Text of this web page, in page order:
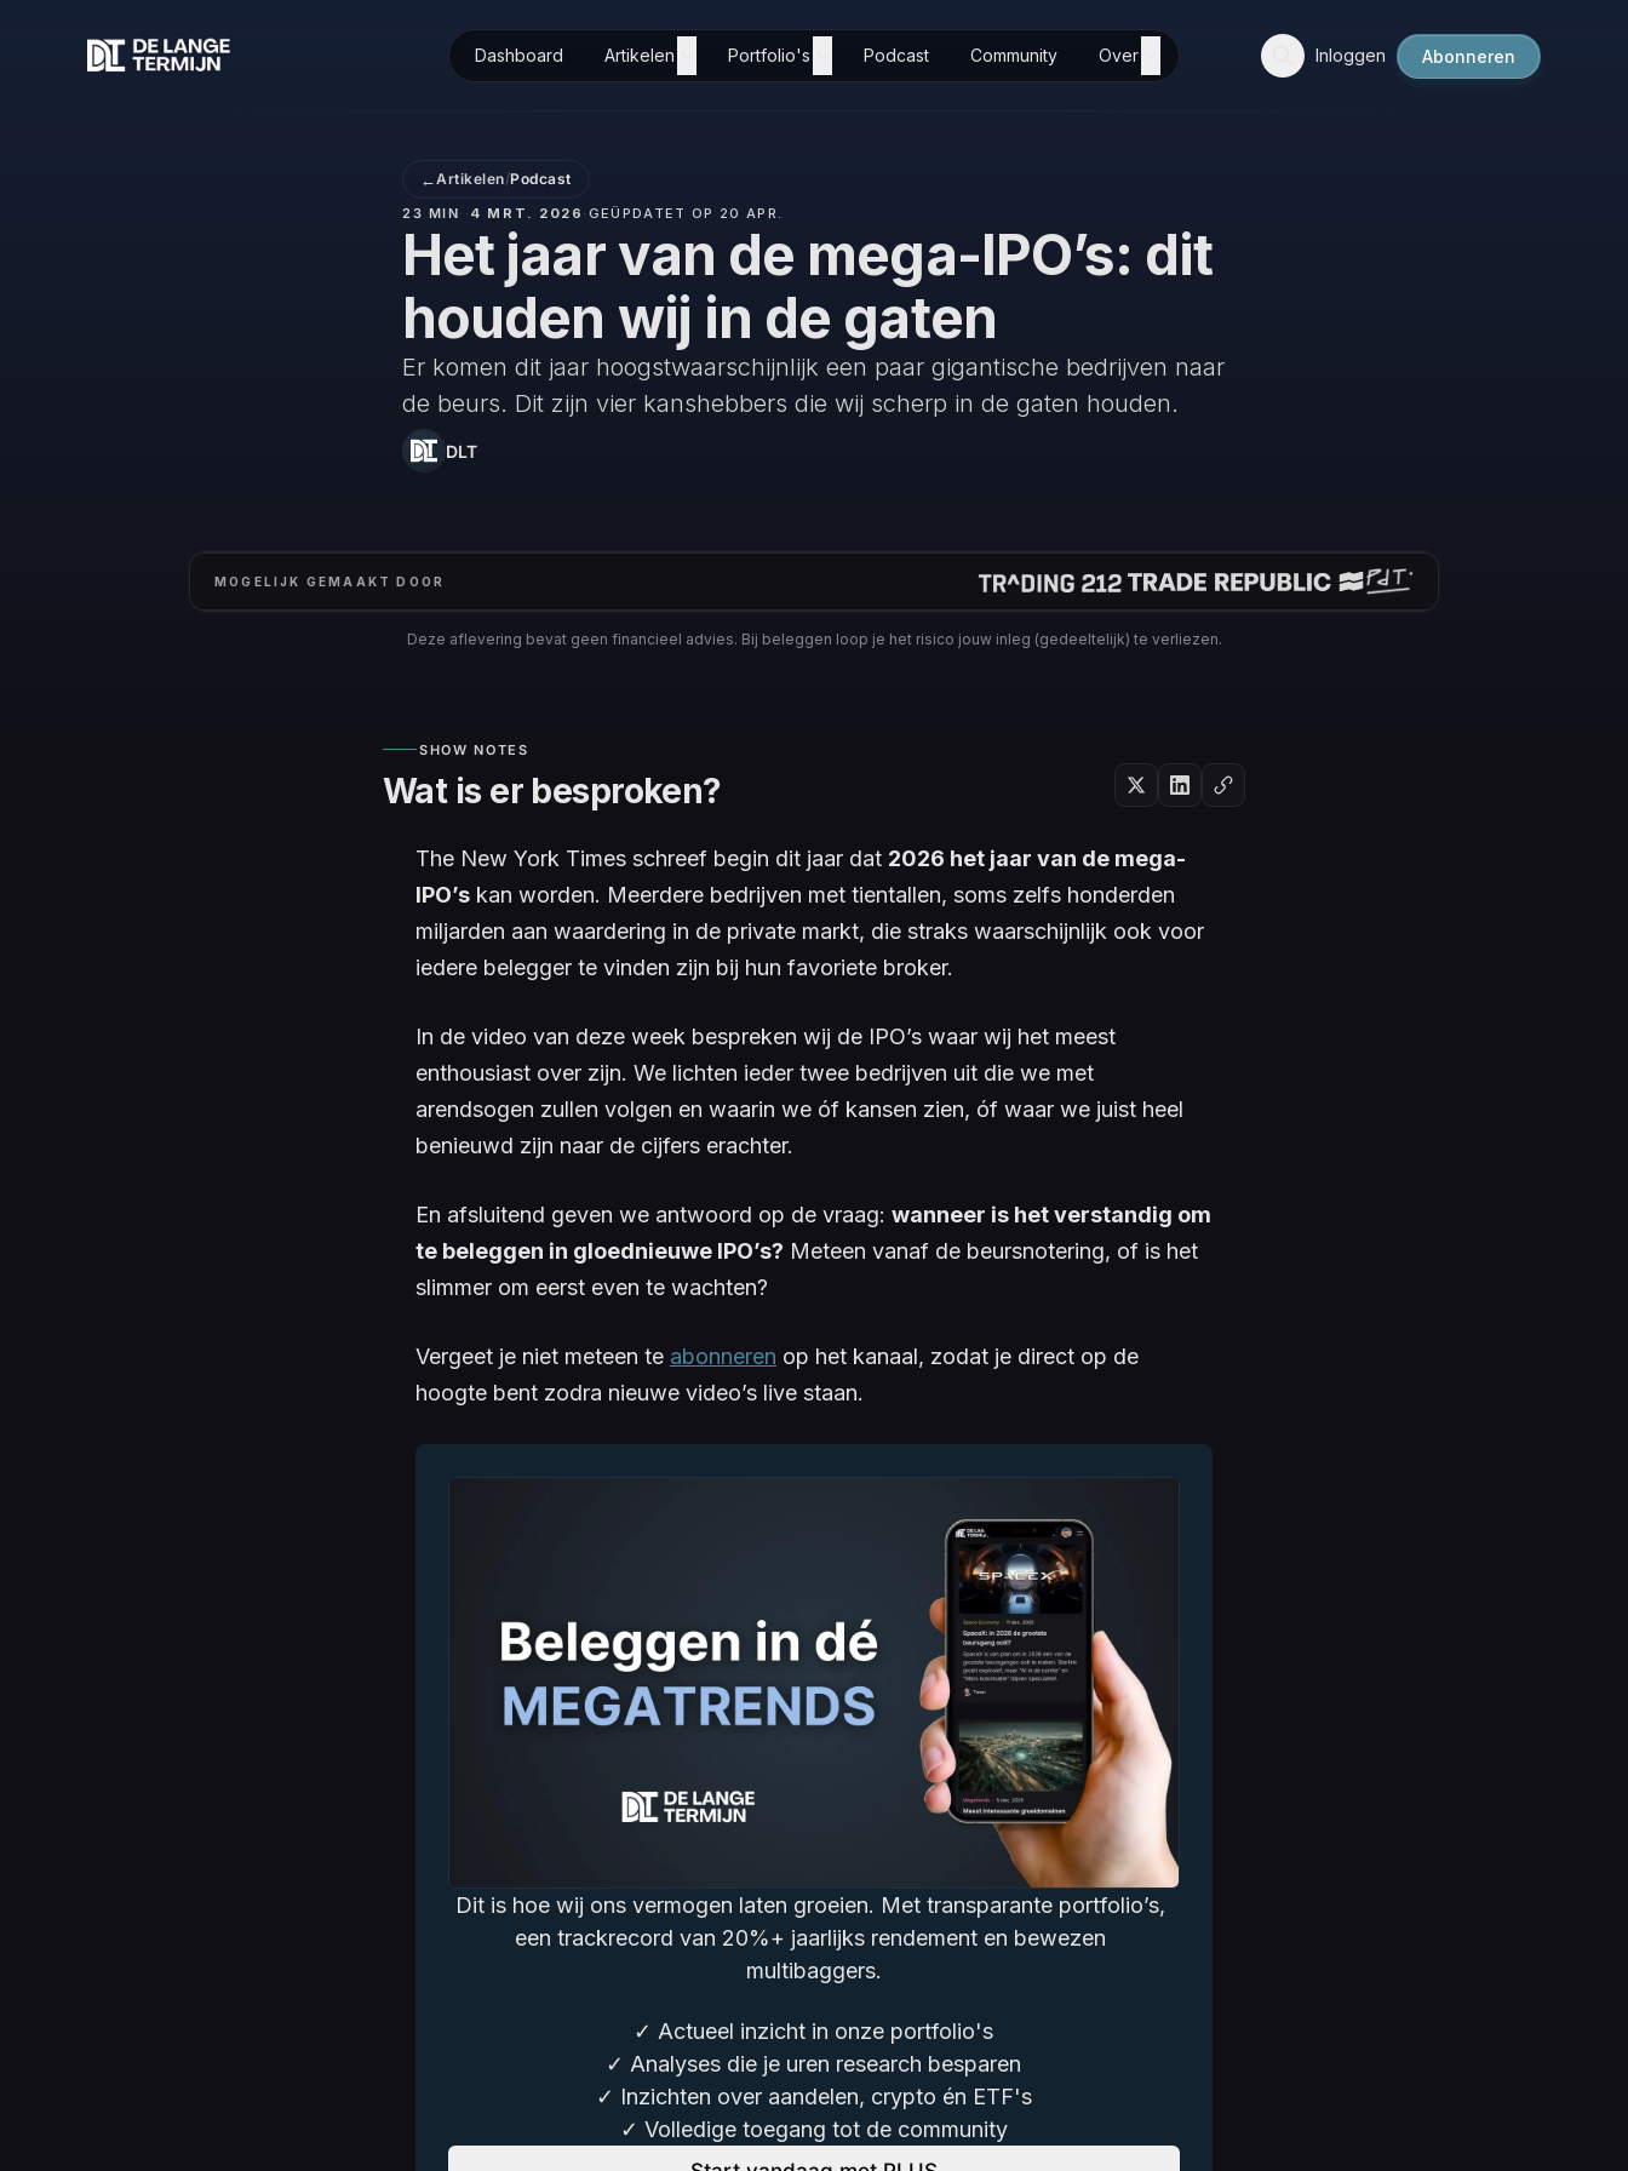
Dashboard Artikelen Portfolio's Podcast Community Over Inloggen Abonneren
←Artikelen/Podcast
23 MIN· · 4 MRT. 2026 · GEÜPDATET OP 20 APR.
Het jaar van de mega-IPO’s: dit
houden wij in de gaten
Er komen dit jaar hoogstwaarschijnlijk een paar gigantische bedrijven naar
de beurs. Dit zijn vier kanshebbers die wij scherp in de gaten houden.
DLT
MOGELIJK GEMAAKT DOOR
Deze aflevering bevat geen financieel advies. Bij beleggen loop je het risico jouw inleg (gedeeltelijk) te verliezen.
SHOW NOTES
Wat is er besproken?
The New York Times schreef begin dit jaar dat 2026 het jaar van de mega-
IPO’skan worden. Meerdere bedrijven met tientallen, soms zelfs honderden
miljarden aan waardering in de private markt, die straks waarschijnlijk ook voor
iedere belegger te vinden zijn bij hun favoriete broker.
In de video van deze week bespreken wij de IPO’s waar wij het meest
enthousiast over zijn. We lichten ieder twee bedrijven uit die we met
arendsogen zullen volgen en waarin we óf kansen zien, óf waar we juist heel
benieuwd zijn naar de cijfers erachter.
En afsluitend geven we antwoord op de vraag: wanneer is het verstandig om
te beleggen in gloednieuwe IPO’s? Meteen vanaf de beursnotering, of is het
slimmer om eerst even te wachten?
Vergeet je niet meteen te abonneren op het kanaal, zodat je direct op de
hoogte bent zodra nieuwe video’s live staan.
Dit is hoe wij ons vermogen laten groeien. Met transparante portfolio’s,
een trackrecord van 20%+ jaarlijks rendement en bewezen
multibaggers.
✓ Actueel inzicht in onze portfolio's
✓ Analyses die je uren research besparen
✓ Inzichten over aandelen, crypto én ETF's
✓ Volledige toegang tot de community